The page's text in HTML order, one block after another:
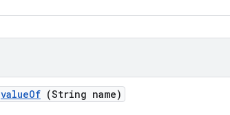
valueOf (String name)